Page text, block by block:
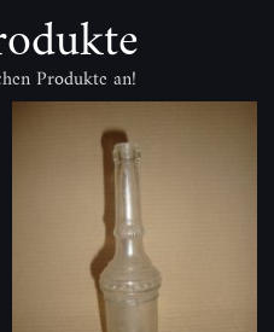
Produkte an!